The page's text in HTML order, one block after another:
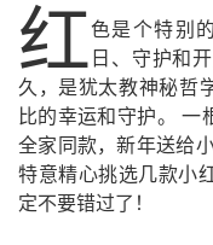
红色是个特别
日、守护和
久，是犹太教神秘哲
比的幸运和守护。 一
全家同款，新年送给
特意精心挑选几款小
定不要错过了！